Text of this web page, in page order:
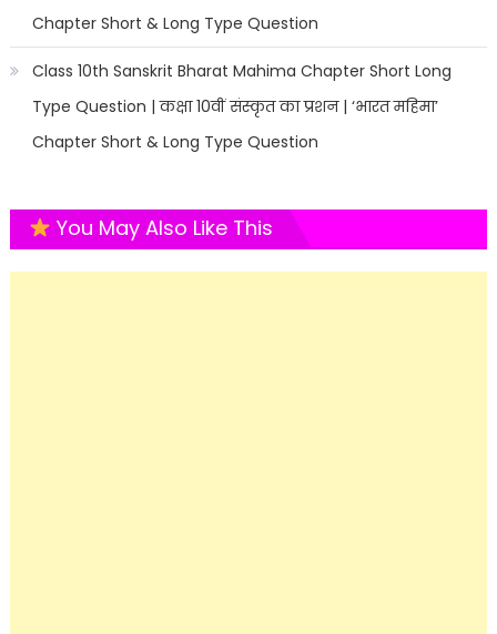
Chapter Short & Long Type Question
Class 10th Sanskrit Bharat Mahima Chapter Short Long
Type Question | कक्षा 10वीं संस्कृत का प्रशन | ‘भारत महिमा’
Chapter Short & Long Type Question
You May Also Like This